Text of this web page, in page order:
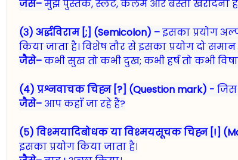
जैसे–मुझे पुस्तक, स्लेट, कलम और बस्ता खरीदना
(३) अर्द्धविराम [;] (Semicolon) –इसका प्रयोग
किया जाता है। विशेष तौर से इसका प्रयोग दो
जैसे–कभी सुख तो कभी दुख; कभी हर्ष तो कभी
(४) प्रश्नवाचक चिह्न [?] (Question mark) - जिस
जैसे– आप कहाँ जा रहे हैं?
(५) विश्मयादिबोधक या विश्मयसूचक चिह्न [!]
इसका प्रयोग किया जाता है।